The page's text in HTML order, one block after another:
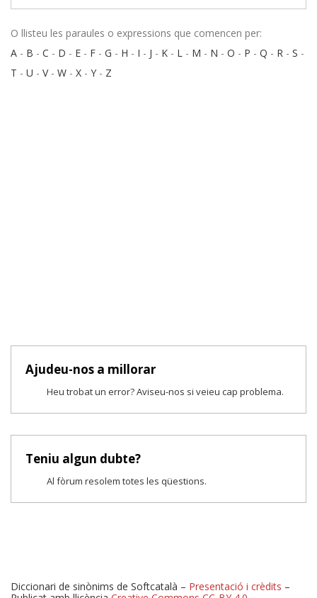
O llisteu les paraules o expressions que comencen per:
A - B - C - D - E - F - G - H - I - J - K - L - M - N - O - P - Q - R - S -
T - U - V- W - X - Y - Z
Ajudeu-nos a millorar
Heu trobat un error? Aviseu-nos si veieu cap problema.
Teniu algun dubte?
Al fòrum resolem totes les qüestions.
Diccionari de sinònims de Softcatalà – Presentació i crèdits –